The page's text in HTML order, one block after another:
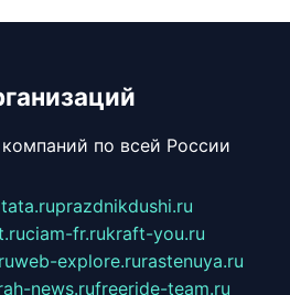
по всей России
prazdnikdushi.ru
ciam-fr.rukraft-you.ru
web-explore.rurastenuya.ru
news.rufreeride-team.ru